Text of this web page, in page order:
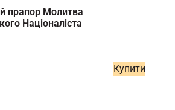
прапор Молитва
Націоналіста
Купити